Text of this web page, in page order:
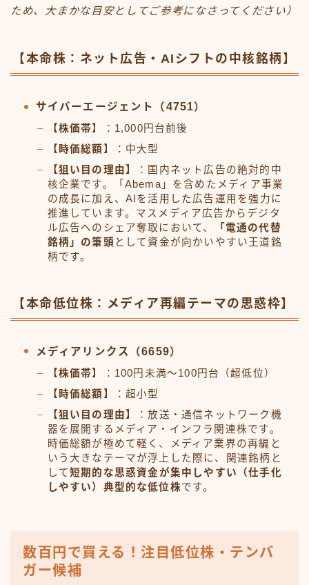
ため、大まかな目安としてご参考になさってください）
【本命株：ネット広告・AIシフトの中核銘柄】
サイバーエージェント（4751）
【株価帯】
：1,000円台前後
【時価総額】
：中大型
【狙い目の理由】
：国内ネット広告の絶対的中
核企業です。「Abema」を含めたメディア事業
の成長に加え、AIを活用した広告運用を強力に
推進しています。マスメディア広告からデジタ
ル広告へのシェア奪取において、
「電通の代替
銘柄」の筆頭 として資金が向かいやすい王道銘
柄です。
【本命低位株：メディア再編テーマの思惑枠】
メディアリンクス（6659）
【株価帯】
：100円未満〜100円台（超低位）
【時価総額】
：超小型
【狙い目の理由】
：放送・通信ネットワーク機
器を展開するメディア・インフラ関連株です。
時価総額が極めて軽く、メディア業界の再編と
いう大きなテーマが浮上した際に、関連銘柄と
して短期的な思惑資金が集中しやすい（仕手化
しやすい）典型的な低位株です。
数百円で買える！注目低位株・テンバ
ガー候補